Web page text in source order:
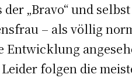
der „Bravo“ und selbst
– als völlig
Entwicklung
Leider folgen die